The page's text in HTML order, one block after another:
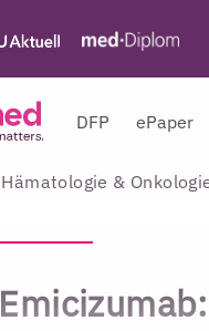
DFP ePaper
Hämatologie &